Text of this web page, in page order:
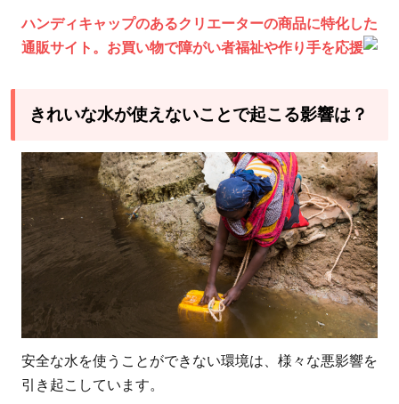
4.2
5
リカ
の
水・
衛生
環境
を改
るた
私た
ちに
ハンディキャップのあるクリエーターの商品に特化した
通販サイト。お買い物で障がい者福祉や作り手を応援
きれいな水が使えないことで起こる影響は？
安全な水を使うことができない環境は、様々な悪影響を
引き起こしています。